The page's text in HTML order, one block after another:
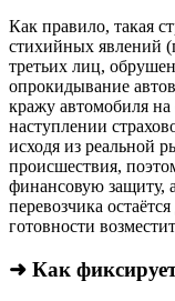
Как правило, такая
стихийных явлений
третьих лиц,
опрокидывание
кражу автомобиля
наступлении
исходя из реальной
происшествия,
финансовую защиту,
перевозчика
готовности
➜ Как